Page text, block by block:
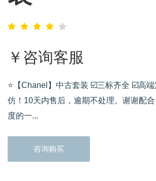
￥咨询客服
⭐️【Chanel】中古套装 ☑️三标齐全 ☑️高
仿！10天内售后，逾期不处理。谢谢配
度的一...
咨询购买